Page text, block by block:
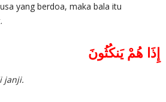
yang berdoa, maka bala itu
إِذَا هُمْ يَنكُثُونَ
janji.